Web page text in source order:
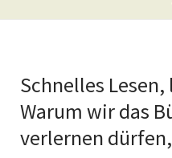
Schnelles Lesen,
Warum wir das
verlernen